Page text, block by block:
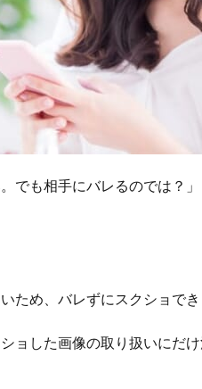
でも相手にバレるのでは？
ため、バレずにスクショでき
ョした画像の取り扱いにだけ